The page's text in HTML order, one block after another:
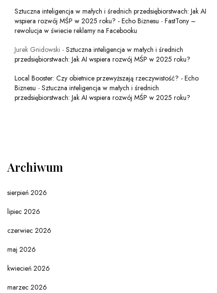
Sztuczna inteligencja w małych i średnich przedsiębiorstwach: Jak AI
wspiera rozwój MŚP w 2025 roku? - Echo Biznesu - FastTony –
rewolucja w świecie reklamy na Facebooku
Jurek Gnidowski - Sztuczna inteligencja w małych i średnich
przedsiębiorstwach: Jak AI wspiera rozwój MŚP w 2025 roku?
Local Booster: Czy obietnice przewyższają rzeczywistość? - Echo
Biznesu - Sztuczna inteligencja w małych i średnich
przedsiębiorstwach: Jak AI wspiera rozwój MŚP w 2025 roku?
Archiwum
sierpień 2026
lipiec 2026
czerwiec 2026
maj 2026
kwiecień 2026
marzec 2026